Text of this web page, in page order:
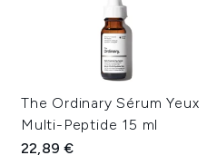
The Ordinary Sérum Yeux
Multi-Peptide 15 ml
22,89 €